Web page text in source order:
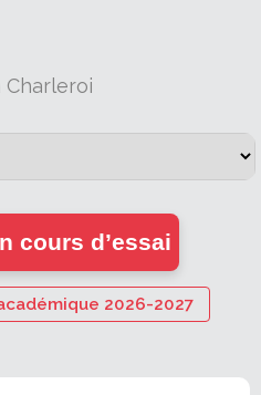
Charleroi
cours d’essai
2026-2027